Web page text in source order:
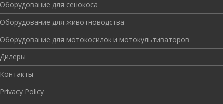
Оборудование для сенокоса
Оборудование для животноводства
Оборудование для мотокосилок и мотокультиваторов
Дилеры
Контакты
Privacy Policy